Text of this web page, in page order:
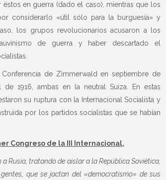
en guerra (dado el caso), mientras que los
considerarlo «útil sólo para la burguesía» y
los grupos revolucionarios acusaron a los
de guerra y haber descartado el
de Zimmerwald en septiembre de
1916, ambas en la neutral Suiza. En estas
su ruptura con la Internacional Socialista y
por los partidos socialistas que se habían
Congreso de la III Internacional,
Rusia, tratando de aislar a la República Soviética,
que se jactan del «democratismo» de sus